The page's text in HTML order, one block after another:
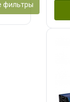
фильтры